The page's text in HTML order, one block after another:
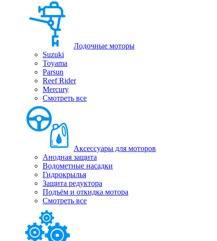
Лодочные моторы
Suzuki
Toyama
Parsun
Reef Rider
Mercury
Смотреть все
Аксессуары для моторов
Анодная защита
Водометные насадки
Гидрокрылья
Защита редуктора
Подъём и откидка мотора
Смотреть все